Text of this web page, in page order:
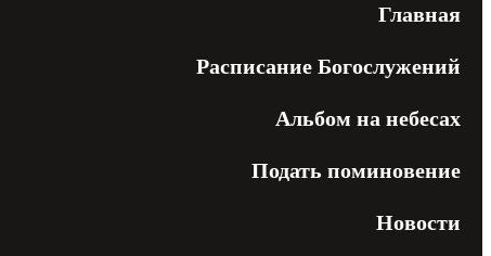
Главная
Расписание Богослужений
Альбом на небесах
Подать поминовение
Новости